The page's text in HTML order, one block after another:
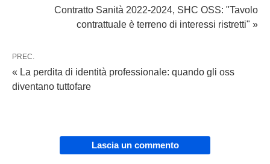
Contratto Sanità 2022-2024, SHC OSS: "Tavolo
contrattuale è terreno di interessi ristretti" »
PREC.
« La perdita di identità professionale: quando gli oss
diventano tuttofare
Lascia un commento